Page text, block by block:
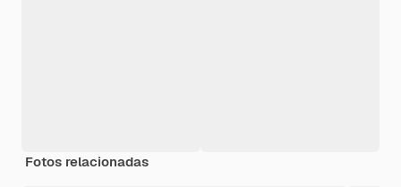
Fotos relacionadas